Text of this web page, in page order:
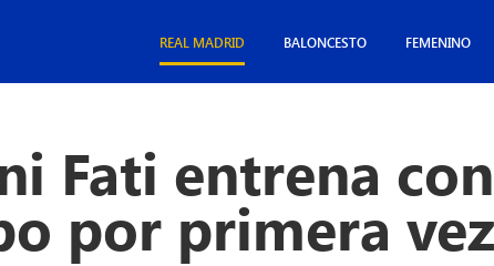
REAL MADRID BALONCESTO FEMENINO
Fati entrena
por primera vez